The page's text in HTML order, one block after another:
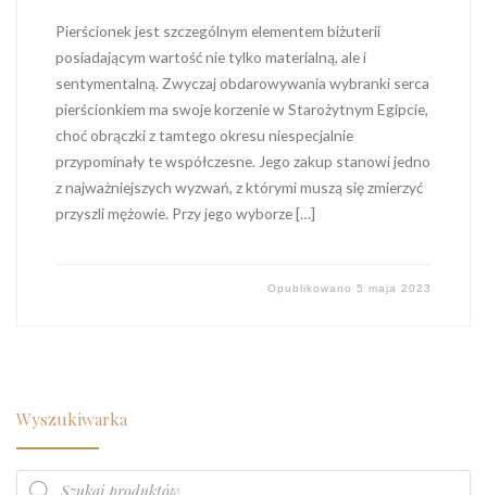
Pierścionek jest szczególnym elementem biżuterii
posiadającym wartość nie tylko materialną, ale i
sentymentalną. Zwyczaj obdarowywania wybranki serca
pierścionkiem ma swoje korzenie w Starożytnym Egipcie,
choć obrączki z tamtego okresu niespecjalnie
przypominały te współczesne. Jego zakup stanowi jedno
z najważniejszych wyzwań, z którymi muszą się zmierzyć
przyszli mężowie. Przy jego wyborze […]
Opublikowano5 maja 2023
Wyszukiwarka
Wyszukiwarka produktów